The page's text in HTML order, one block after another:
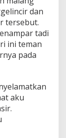
dan
tersebut.
tadi
ini teman
pada
aku